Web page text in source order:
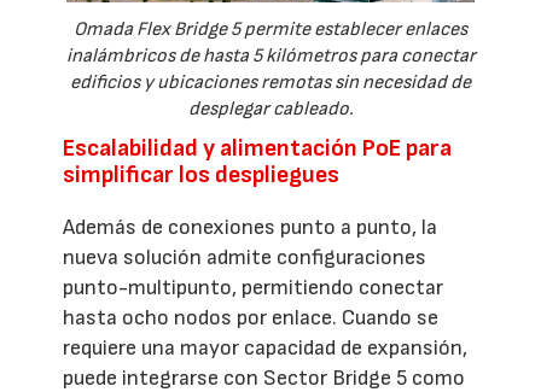
Omada Flex Bridge 5 permite establecer enlaces
inalámbricos de hasta 5 kilómetros para conectar
edificios y ubicaciones remotas sin necesidad de
desplegar cableado.
Escalabilidad y alimentación PoE para
simplificar los despliegues
Además de conexiones punto a punto, la
nueva solución admite configuraciones
punto-multipunto, permitiendo conectar
hasta ocho nodos por enlace. Cuando se
requiere una mayor capacidad de expansión,
puede integrarse con Sector Bridge 5 como